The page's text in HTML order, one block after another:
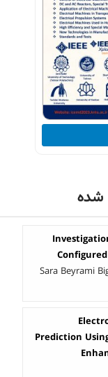
شده
Sara Beyrami
Prediction